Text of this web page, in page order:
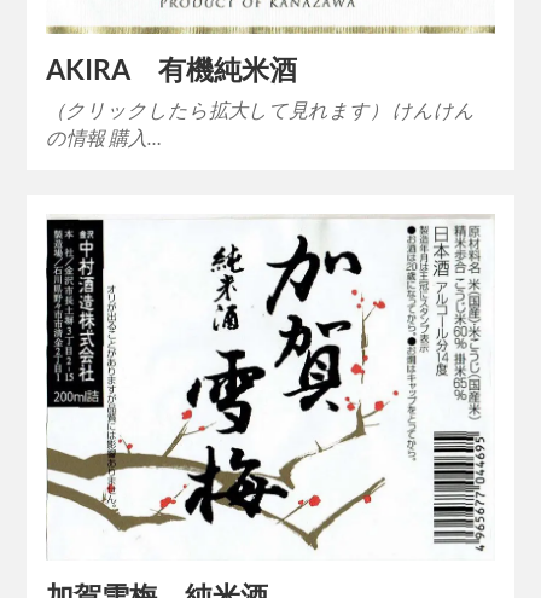
AKIRA 有機純米酒
（クリックしたら拡大して見れます） けんけん
の情報 購入…